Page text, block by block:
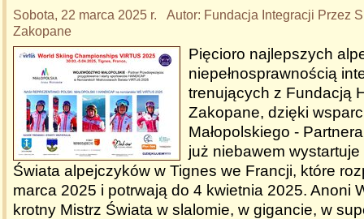
Sobota, 22 marca 2025 r. Autor: Fundacja Integracji Przez
Zakopane
Pięcioro najlepszych
niepełnosprawnością
trenujących z Fundacją
Zakopane, dzięki
Małopolskiego -
już niebawem
Świata alpejczyków w Tignes we Francji, które
marca 2025 i potrwają do 4 kwietnia 2025. Anoni
krotny Mistrz Świata w slalomie, w gigancie, w